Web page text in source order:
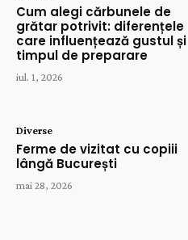
Cum alegi cărbunele de
grătar potrivit: diferențele
care influențează gustul și
timpul de preparare
iul. 1, 2026
Diverse
Ferme de vizitat cu copiii
lângă București
mai 28, 2026